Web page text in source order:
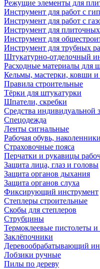
Режущие элементы для
Инструмент для работ с
Инструмент для работ с
Инструмент для
Инструмент для
Инструмент для трубных
Штукатурно-отделочный
Расходные материалы для
Кельмы, мастерки, ковши
Правила строительные
Тёрки для штукатурки
Шпатели, скребки
Средства индивидуальной
Спецодежда
Ленты сигнальные
Рабочая обувь, наколенники
Страховочные пояса
Перчатки и рукавицы
Защита лица, глаз и головы
Защита органов дыхания
Защита органов слуха
Фиксирующий инструмент
Степлеры строительные
Скобы для степлеров
Струбцины
Термоклеевые пистолеты и
Заклёпочники
Деревообрабатывающий
Лобзики ручные
Пилы по дереву